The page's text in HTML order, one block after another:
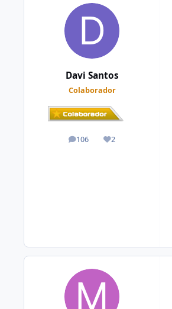
Davi Santos
Colaborador
106
posts 2
Reputação